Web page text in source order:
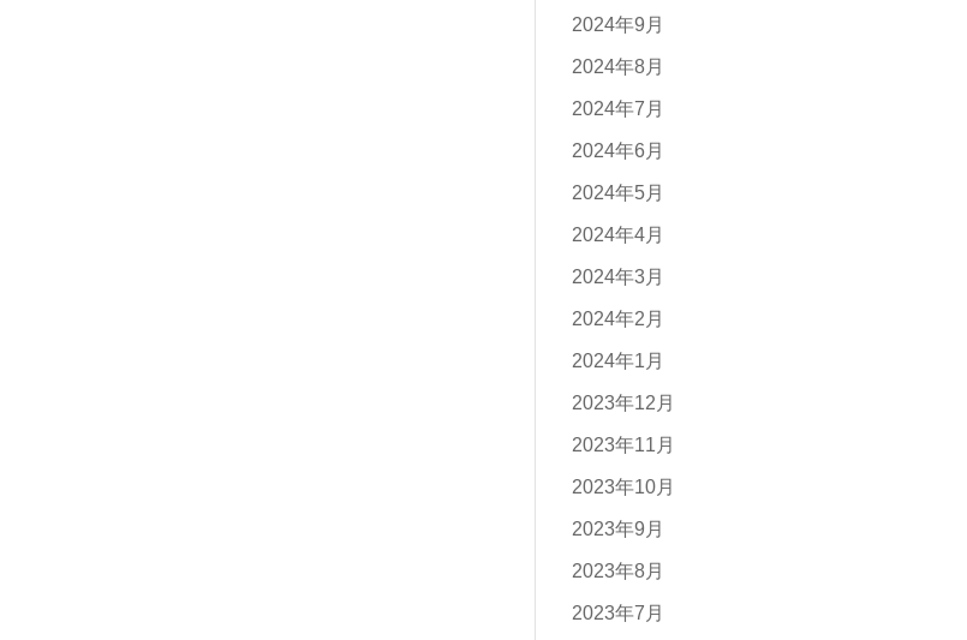
2024年9月
2024年8月
2024年7月
2024年6月
2024年5月
2024年4月
2024年3月
2024年2月
2024年1月
2023年12月
2023年11月
2023年10月
2023年9月
2023年8月
2023年7月